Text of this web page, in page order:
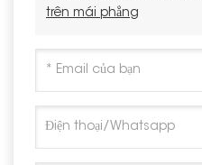
trên mái phẳng